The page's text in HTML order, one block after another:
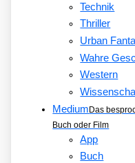
Technik
Thriller
Urban
Wahre
Western
MediumDas
Buch oder Film
App
Buch